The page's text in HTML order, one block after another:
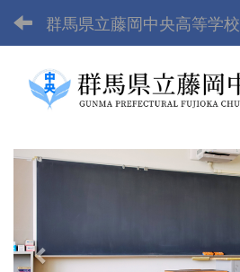
群馬県立藤岡中央高等学校
p
i